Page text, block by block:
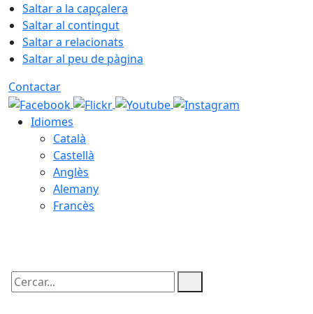
Saltar a la capçalera
Saltar al contingut
Saltar a relacionats
Saltar al peu de pàgina
Contactar
Idiomes
Català
Castellà
Anglès
Alemany
Francès
Cercar: